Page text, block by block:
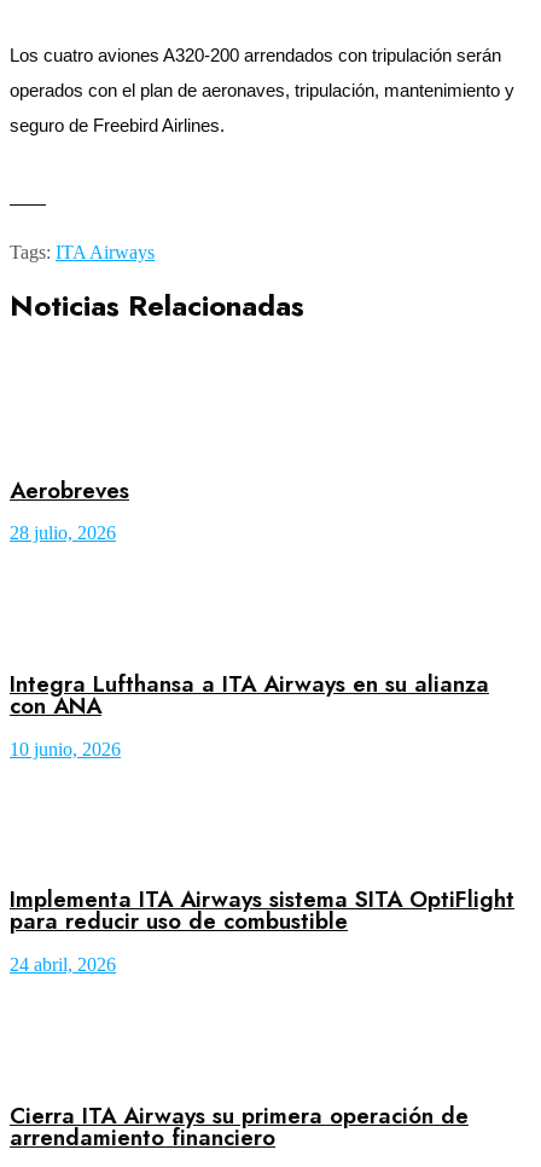
Los cuatro aviones A320-200 arrendados con tripulación serán
operados con el plan de aeronaves, tripulación, mantenimiento y
seguro de Freebird Airlines.
——
Tags: ITA Airways
Noticias Relacionadas
Aerobreves
28 julio, 2026
Integra Lufthansa a ITA Airways en su alianza
con ANA
10 junio, 2026
Implementa ITA Airways sistema SITA OptiFlight
para reducir uso de combustible
24 abril, 2026
Cierra ITA Airways su primera operación de
arrendamiento financiero